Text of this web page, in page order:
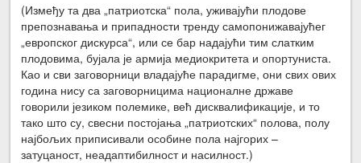
(Између та два „патриотска“ пола, уживајући плодове
препознавања и припадности тренду самопонижавајућег
„европског дискурса“, или се бар надајући тим слатким
плодовима, бујала је армија медиокритета и опортуниста.
Као и сви заговорници владајуће парадигме, они свих ових
година нису са заговорницима националне државе
говорили језиком полемике, већ дисквалификације, и то
тако што су, свесни постојања „патриотских“ полова, полу
најбољих приписивали особине пола најгорих –
затуцаност, неадаптибилност и насилност.)